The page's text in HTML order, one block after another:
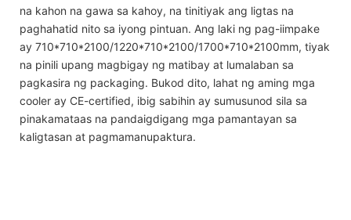
na kahon na gawa sa kahoy, na tinitiyak ang ligtas na
paghahatid nito sa iyong pintuan. Ang laki ng pag-iimpake
ay 710*710*2100/1220*710*2100/1700*710*2100mm, tiyak
na pinili upang magbigay ng matibay at lumalaban sa
pagkasira ng packaging. Bukod dito, lahat ng aming mga
cooler ay CE-certified, ibig sabihin ay sumusunod sila sa
pinakamataas na pandaigdigang mga pamantayan sa
kaligtasan at pagmamanupaktura.